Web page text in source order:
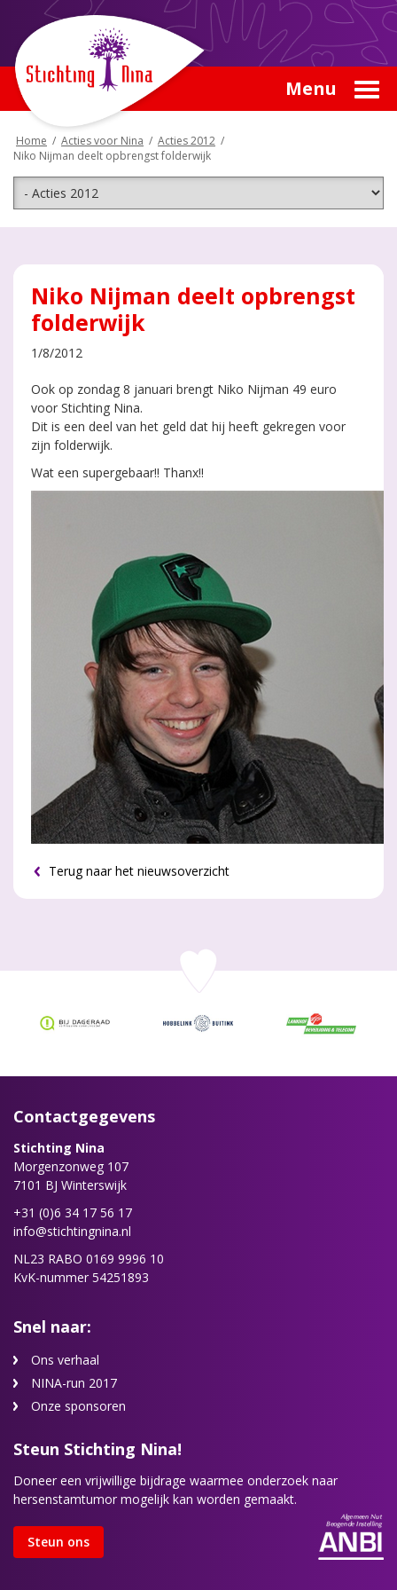
Menu
Home / Acties voor Nina / Acties 2012 /
Niko Nijman deelt opbrengst folderwijk
Niko Nijman deelt opbrengst
folderwijk
1/8/2012
Ook op zondag 8 januari brengt Niko Nijman 49 euro
voor Stichting Nina.
Dit is een deel van het geld dat hij heeft gekregen voor
zijn folderwijk.
Wat een supergebaar!! Thanx!!
Terug naar het nieuwsoverzicht
Contactgegevens
Stichting Nina
Morgenzonweg 107
7101 BJ Winterswijk
+31 (0)6 34 17 56 17
info@stichtingnina.nl
NL23 RABO 0169 9996 10
KvK-nummer 54251893
Snel naar:
Ons verhaal
NINA-run 2017
Onze sponsoren
Steun Stichting Nina!
Doneer een vrijwillige bijdrage waarmee onderzoek naar
hersenstamtumor mogelijk kan worden gemaakt.
Steun ons